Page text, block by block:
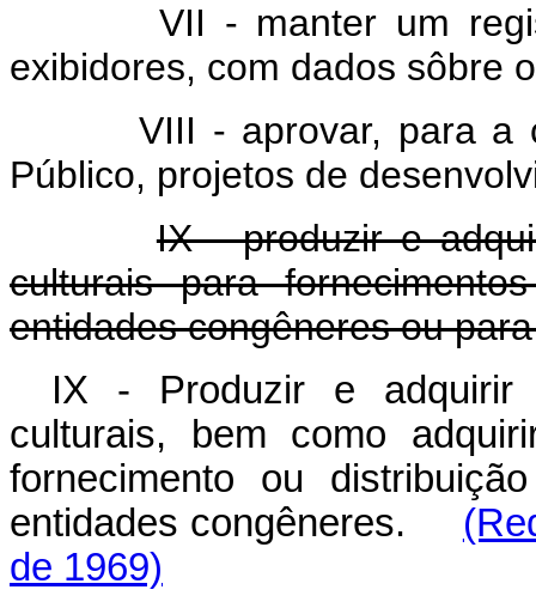
VII - manter um
exibidores, com dados sôbre
VIII - aprovar, para a
Público, projetos de
IX - produzir e
culturais para
entidades congêneres ou
IX - Produzir e adquirir
culturais, bem como
fornecimento ou
entidades congêneres.
de 1969)